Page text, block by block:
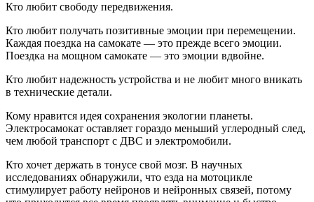
Кто любит свободу передвижения.
Кто любит получать позитивные эмоции при перемещении.
Каждая поездка на самокате — это прежде всего эмоции.
Поездка на мощном самокате — это эмоции вдвойне.
Кто любит надежность устройства и не любит много вникать
в технические детали.
Кому нравится идея сохранения экологии планеты.
Электросамокат оставляет гораздо меньший углеродный след,
чем любой транспорт с ДВС и электромобили.
Кто хочет держать в тонусе свой мозг. В научных
исследованиях обнаружили, что езда на мотоцикле
стимулирует работу нейронов и нейронных связей, потому